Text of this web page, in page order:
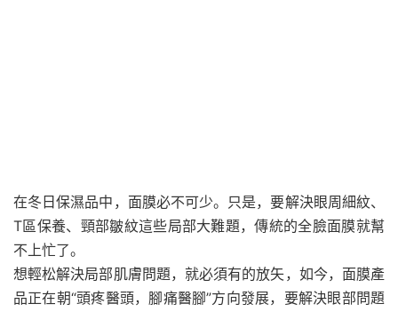
在冬日保濕品中，面膜必不可少。只是，要解決眼周細紋、
T區保養、頸部皺紋這些局部大難題，傳統的全臉面膜就幫
不上忙了。
想輕松解決局部肌膚問題，就必須有的放矢，如今，面膜產
品正在朝“頭疼醫頭，腳痛醫腳”方向發展，要解決眼部問題